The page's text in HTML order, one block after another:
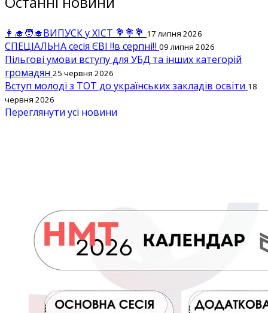
👩‍🎓🧑‍🎓ВИПУСК у ХІСТ 💐💐💐 17 липня 2026
СПЕЦІАЛЬНА сесія ЄВІ ‼️в серпні‼️ 09 липня 2026
Пільгові умови вступу для УБД та інших категорій
громадян 25 червня 2026
Вступ молоді з ТОТ до українських закладів освіти 18
червня 2026
Переглянути усі новини